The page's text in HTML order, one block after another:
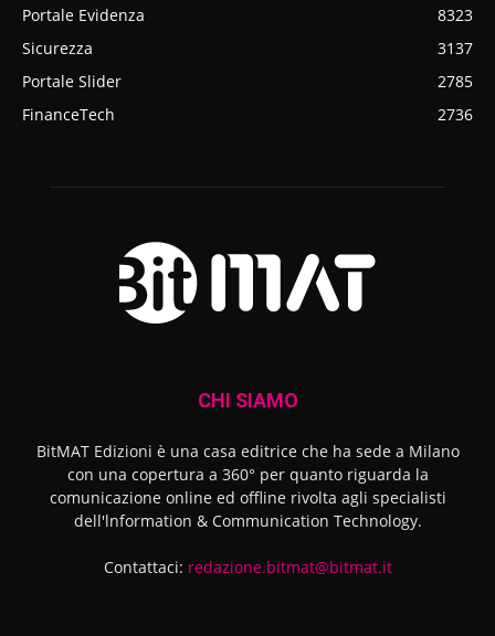
Portale Evidenza
8323
Sicurezza
3137
Portale Slider
2785
FinanceTech
2736
CHI SIAMO
BitMAT Edizioni è una casa editrice che ha sede a Milano
con una copertura a 360° per quanto riguarda la
comunicazione online ed offline rivolta agli specialisti
dell'lnformation & Communication Technology.
Contattaci: redazione.bitmat@bitmat.it